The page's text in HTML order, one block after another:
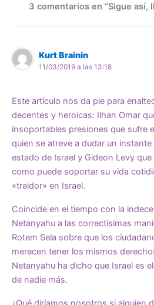
3 comentarios en “Sigue así,
Kurt Brainin
11/03/2019 a las 13:18
Este artículo nos da pie para
decentes y heroicas: Ilhan Omar
insoportables presiones que sufre
quien se atreve a dudar un
estado de Israel y Gideon Levy
como puede soportar su vida
«traidor» en Israel.
Coincide en el tiempo con la
Netanyahu a las correctísimas
Rotem Sela sobre que los
merecen tener los mismos
Netanyahu ha dicho que Israel es
de nadie más.